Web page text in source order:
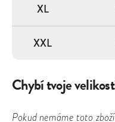
XL
XXL
Chybí tvoje
Pokud nemáme toto